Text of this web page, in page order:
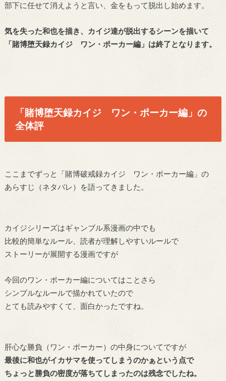
部下に任せて消えようと言い、金をもって脱出し始めます。
気を失った和也を描き、カイジ達が脱出するシーンを描いて
「賭博堕天録カイジ ワン・ポーカー編」は終了となります。
「賭博堕天録カイジ ワン・ポーカー編」の
全体評
ここまでずっと「賭博破戒録カイジ ワン・ポーカー編」の
あらすじ（ネタバレ）を語ってきました。
カイジシリーズはギャンブル系漫画の中でも
比較的簡単なルール、読者が理解しやすいルールで
ストーリーが展開する漫画ですが
今回のワン・ポーカー編についてはことさら
シンプルなルールで描かれていたので
とても読みやすくて、面白かったですね。
肝心な勝負（ワン・ポーカー）の中身についてですが
最後に和也がイカサマを使ってしまうのかぁという点で
ちょっと勝負の密度が落ちてしまったのは残念でしたね。